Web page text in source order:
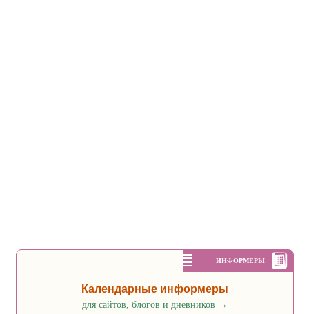
ИНФОРМЕРЫ
Календарные информеры
для сайтов, блогов и дневников →